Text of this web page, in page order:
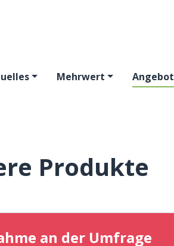
Mehrwert Angebot
Produkte
an der Umfrage